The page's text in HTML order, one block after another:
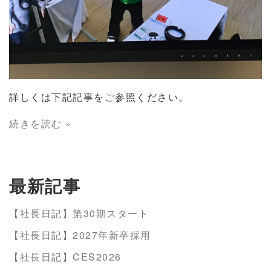
詳しくは下記記事をご参照ください。
続きを読む »
最新記事
【社長日記】第30期スタート
【社長日記】2027年新卒採用
【社長日記】CES2026